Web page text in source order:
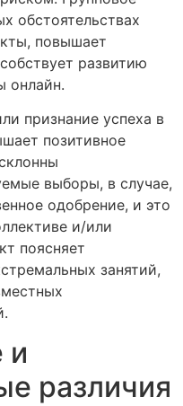
обстоятельствах
повышает
развитию
онлайн.
признание успеха в
позитивное
выборы, в случае,
одобрение, и это
и/или
поясняет
занятий,
и
различия